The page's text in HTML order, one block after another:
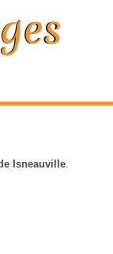
Isneauville.